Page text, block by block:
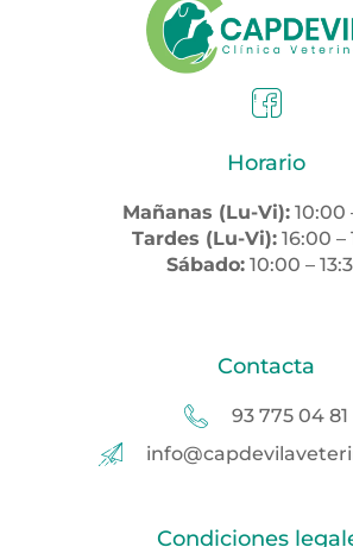
Horario
Mañanas (Lu-Vi):10:00
Tardes (Lu-Vi): 16:00 –
Sábado: 10:00 –
Contacta
93 775 04 81
Condiciones